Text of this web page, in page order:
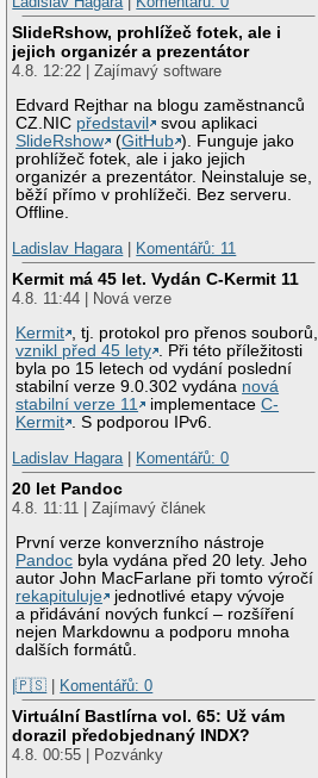
SlideRshow, prohlížeč fotek, ale i
jejich organizér a prezentátor
4.8. 12:22 | Zajímavý software
Edvard Rejthar na blogu zaměstnanců
CZ.NIC představil
svou aplikaci
SlideRshow
(GitHub ). Funguje jako
prohlížeč fotek, ale i jako jejich
organizér a prezentátor. Neinstaluje se,
běží přímo v prohlížeči. Bez serveru.
Offline.
Ladislav Hagara | Komentářů: 11
Kermit má 45 let. Vydán C-Kermit 11
4.8. 11:44 | Nová verze
Kermit , tj. protokol pro přenos souborů,
vznikl před 45 lety . Při této příležitosti
byla po 15 letech od vydání poslední
stabilní verze 9.0.302 vydána nová
stabilní verze 11
implementaceC-
Kermit . S podporou IPv6.
Ladislav Hagara | Komentářů: 0
20 let Pandoc
4.8. 11:11 | Zajímavý článek
První verze konverzního nástroje
Pandoc byla vydána před 20 lety. Jeho
autor John MacFarlane při tomto výročí
rekapituluje
jednotlivé etapy vývoje
a přidávání nových funkcí – rozšíření
nejen Markdownu a podporu mnoha
dalších formátů.
|🇵🇸 | Komentářů: 0
Virtuální Bastlírna vol. 65: Už vám
dorazil předobjednaný INDX?
4.8. 00:55 | Pozvánky